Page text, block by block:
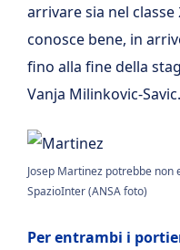
arrivare sia nel classe
conosce bene, in
fino alla fine della
Vanja Milinkovic-Savic.
Josep Martinez potrebbe
SpazioInter (ANSA foto)
Per entrambi i